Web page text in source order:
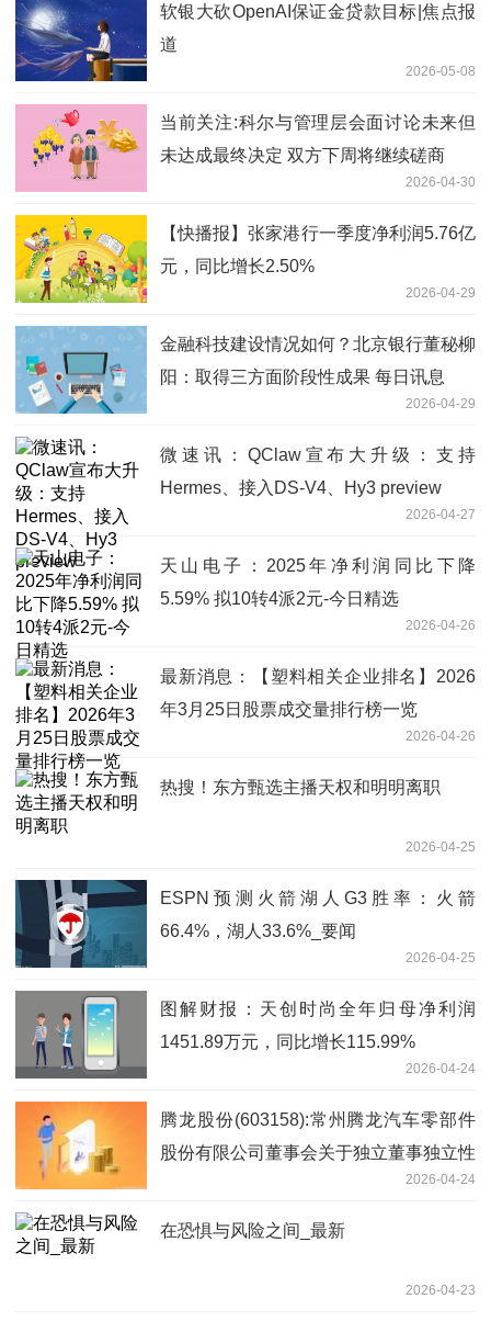
软银大砍OpenAI保证金贷款目标|焦点报
道
2026-05-08
当前关注:科尔与管理层会面讨论未来但
未达成最终决定 双方下周将继续磋商
2026-04-30
【快播报】张家港行一季度净利润5.76亿
元，同比增长2.50%
2026-04-29
金融科技建设情况如何？北京银行董秘柳
阳：取得三方面阶段性成果 每日讯息
2026-04-29
微速讯：QClaw宣布大升级：支持
Hermes、接入DS-V4、Hy3 preview
2026-04-27
天山电子：2025年净利润同比下降
5.59% 拟10转4派2元-今日精选
2026-04-26
最新消息：【塑料相关企业排名】2026
年3月25日股票成交量排行榜一览
2026-04-26
热搜！东方甄选主播天权和明明离职
2026-04-25
ESPN预测火箭湖人G3胜率：火箭
66.4%，湖人33.6%_要闻
2026-04-25
图解财报：天创时尚全年归母净利润
1451.89万元，同比增长115.99%
2026-04-24
腾龙股份(603158):常州腾龙汽车零部件
股份有限公司董事会关于独立董事独立性
2026-04-24
在恐惧与风险之间_最新
2026-04-23